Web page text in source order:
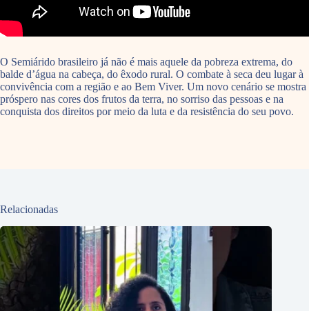
O Semiárido brasileiro já não é mais aquele da pobreza extrema, do
balde d’água na cabeça, do êxodo rural. O combate à seca deu lugar à
convivência com a região e ao Bem Viver. Um novo cenário se mostra
próspero nas cores dos frutos da terra, no sorriso das pessoas e na
conquista dos direitos por meio da luta e da resistência do seu povo.
Relacionadas